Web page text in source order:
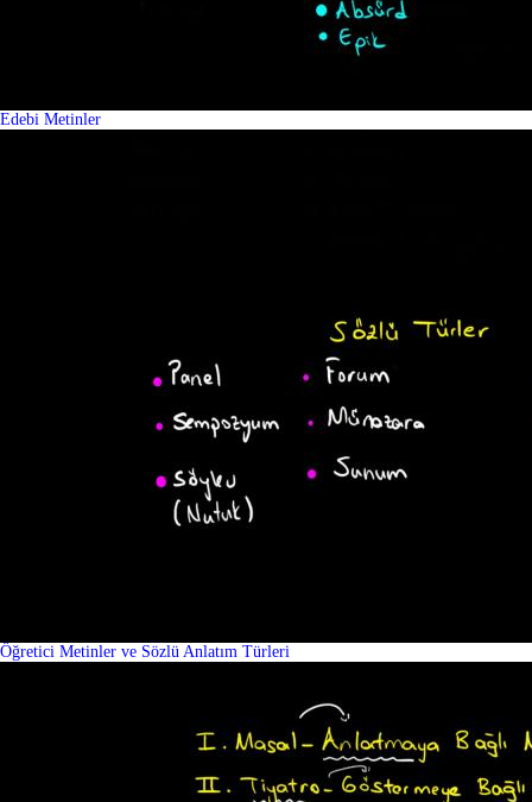
Edebi Metinler
Öğretici Metinler ve Sözlü Anlatım Türleri